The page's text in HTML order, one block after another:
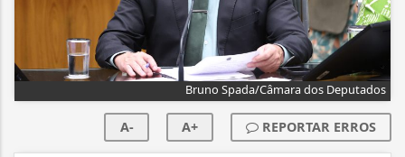
Bruno Spada/Câmara dos Deputados
A- A+ REPORTAR ERROS